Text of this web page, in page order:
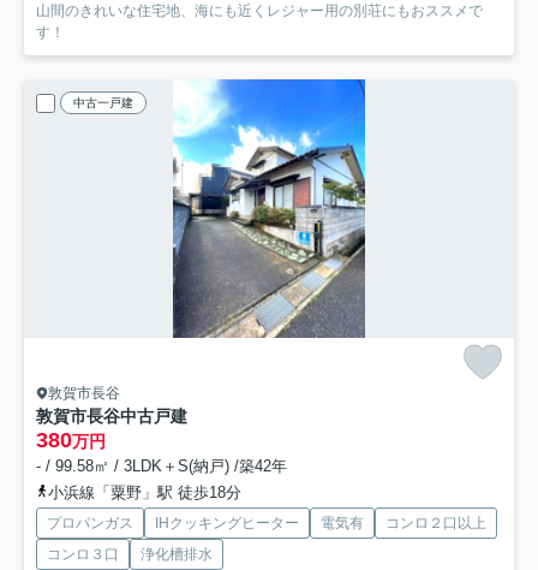
山間のきれいな住宅地、海にも近くレジャー用の別荘にもおススメで
す！
中古一戸建
敦賀市長谷
敦賀市長谷中古戸建
380万円
- / 99.58㎡ / 3LDK＋S(納戸) /築42年
小浜線「粟野」駅 徒歩18分
プロパンガス IHクッキングヒーター 電気有
コンロ２口以上
コンロ３口
浄化槽排水